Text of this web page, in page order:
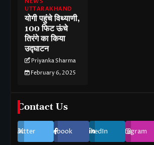
UTTARAKHAND
योगी पहुंचे विथ्याणी,
100 फिट ऊंचे
तिरंगे का किया
उद्घाटन
Priyanka Sharma
February 6, 2025
Contact Us
Twitter Facebook LinkedIn Instagram